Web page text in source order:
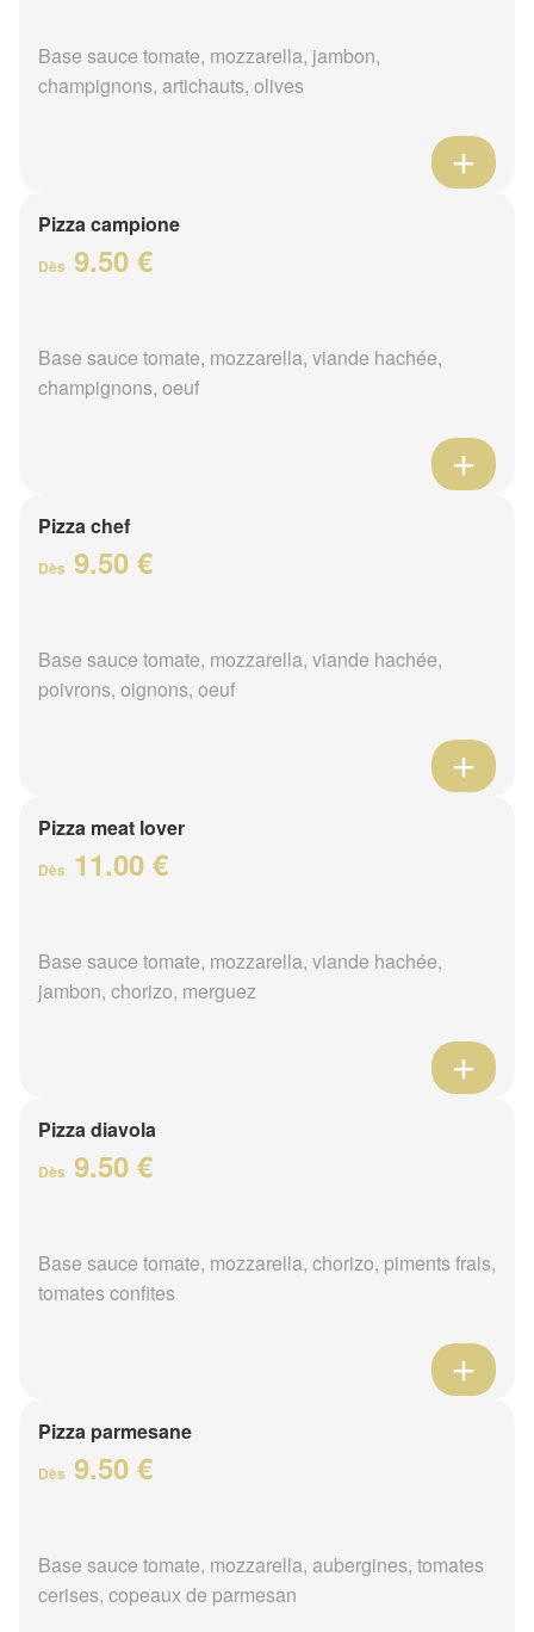
Base sauce tomate, mozzarella, jambon,
champignons, artichauts, olives
Pizza campione
Dès 9.50 €
Base sauce tomate, mozzarella, viande hachée,
champignons, oeuf
Pizza chef
Dès 9.50 €
Base sauce tomate, mozzarella, viande hachée,
poivrons, oignons, oeuf
Pizza meat lover
Dès 11.00 €
Base sauce tomate, mozzarella, viande hachée,
jambon, chorizo, merguez
Pizza diavola
Dès 9.50 €
Base sauce tomate, mozzarella, chorizo, piments frais,
tomates confites
Pizza parmesane
Dès 9.50 €
Base sauce tomate, mozzarella, aubergines, tomates
cerises, copeaux de parmesan